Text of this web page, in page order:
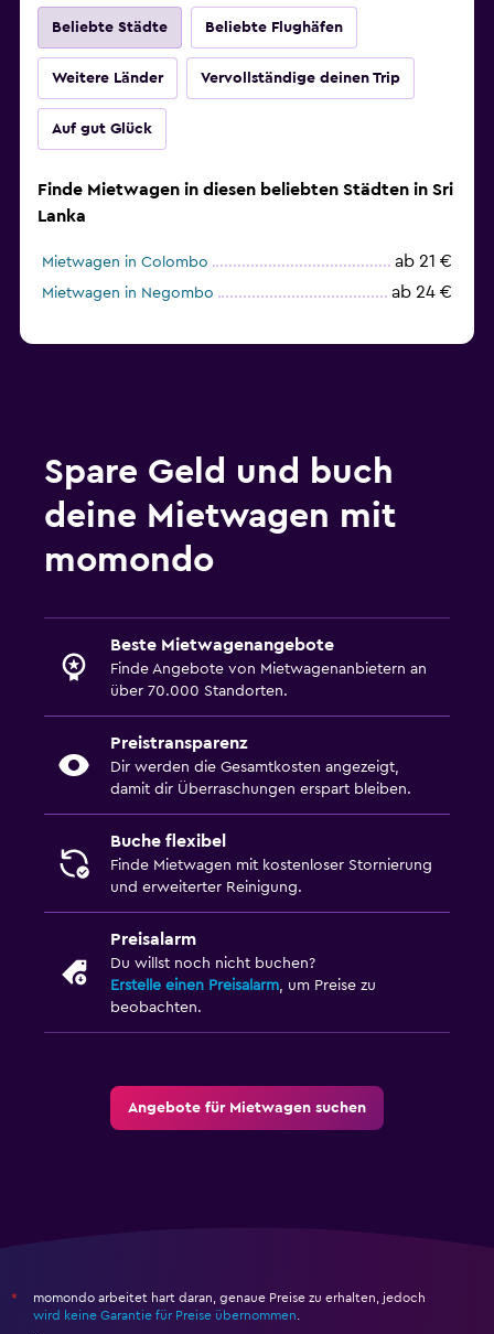
Beliebte Städte Beliebte Flughäfen
Weitere Länder Vervollständige deinen Trip
Auf gut Glück
Finde Mietwagen in diesen beliebten Städten in Sri
Lanka
Mietwagen in Colombo ab 21 €
Mietwagen in Negombo ab 24 €
Spare Geld und buch
deine Mietwagen mit
momondo
Beste Mietwagenangebote
Finde Angebote von Mietwagenanbietern an
über 70.000 Standorten.
Preistransparenz
Dir werden die Gesamtkosten angezeigt,
damit dir Überraschungen erspart bleiben.
Buche flexibel
Finde Mietwagen mit kostenloser Stornierung
und erweiterter Reinigung.
Preisalarm
Du willst noch nicht buchen?
Erstelle einen Preisalarm, um Preise zu
beobachten.
Angebote für Mietwagen suchen
*
momondo arbeitet hart daran, genaue Preise zu erhalten, jedoch
wird keine Garantie für Preise übernommen.